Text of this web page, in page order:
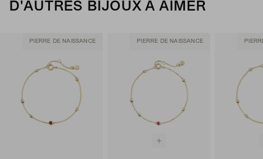
D'AUTRES BIJOUX À AIMER
PIERRE DE NAISSANCE PIERRE DE NAISSANCE